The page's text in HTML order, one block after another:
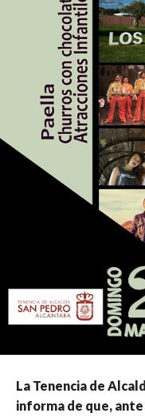
La Tenencia de
informa de que,